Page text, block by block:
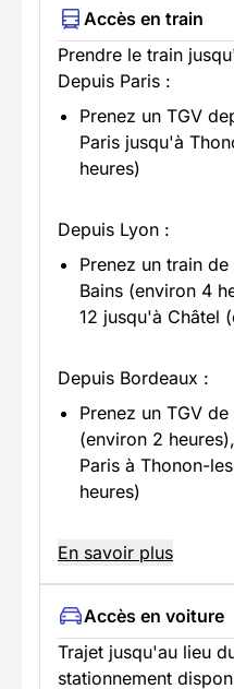
Accès en train
Prendre le train
Depuis Paris :
Prenez un TGV
Paris jusqu'à
heures)
Depuis Lyon :
Prenez un train
Bains (environ 4
12 jusqu'à Châtel
Depuis Bordeaux :
Prenez un TGV
(environ 2
Paris à Thonon-
heures)
En savoir plus
Accès en voiture
Trajet jusqu'au lieu
stationnement